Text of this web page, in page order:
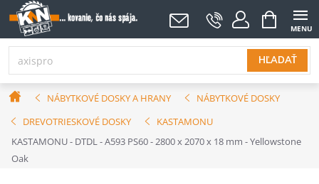
Prejsť
na
obsah
HĽADAŤ
NÁKUPNÝ
KOŠÍK
DomovNÁBYTKOVÉ DOSKY A HRANY
NÁBYTKOVÉ DOSKY
DREVOTRIESKOVÉ DOSKY
KASTAMONU
KASTAMONU - DTDL - A593 PS60 - 2800 x 2070 x 18 mm - Yellowstone
Oak